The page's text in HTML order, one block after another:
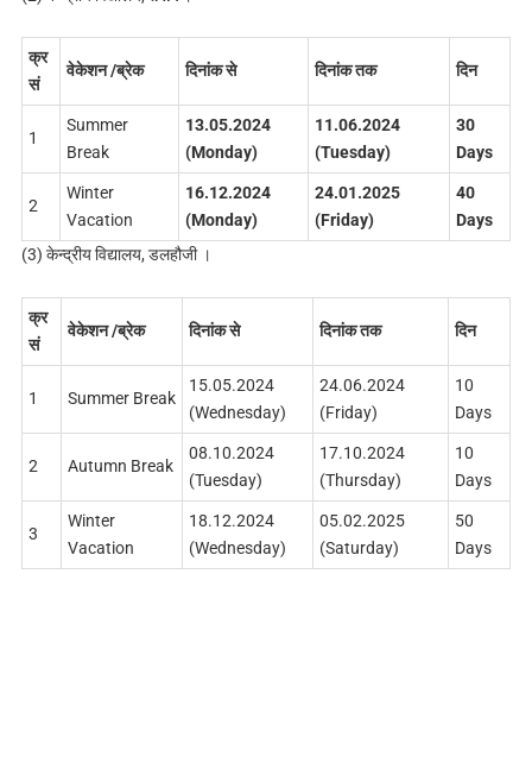
क्र
सं
वेकेशन /ब्रेक दिनांक से दिनांक तक दिन
1
Summer
Break
13.05.2024
(Monday)
11.06.2024
(Tuesday)
30
Days
2
Winter
Vacation
16.12.2024
(Monday)
24.01.2025
(Friday)
40
Days
(3) केन्द्रीय विद्यालय, डलहौजी ।
क्र
सं
वेकेशन /ब्रेक दिनांक से दिनांक तक दिन
1 Summer Break
15.05.2024
(Wednesday)
24.06.2024
(Friday)
10
Days
2 Autumn Break
08.10.2024
(Tuesday)
17.10.2024
(Thursday)
10
Days
3
Winter
Vacation
18.12.2024
(Wednesday)
05.02.2025
(Saturday)
50
Days